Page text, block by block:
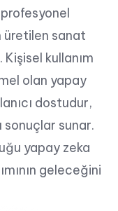
üretilen sanat
kullanım
olan yapay
dostudur,
sonuçlar sunar.
yapay zeka
geleceğini